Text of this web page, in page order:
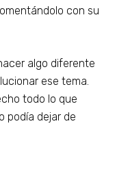
con su
algo diferente
ese tema.
todo lo que
podía dejar de